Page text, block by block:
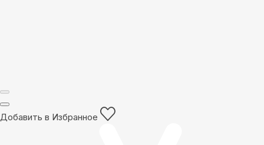
Добавить в Избранное